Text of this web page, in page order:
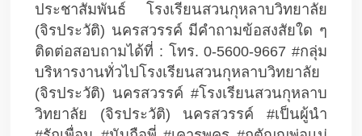
ประชาสัมพันธ์ โรงเรียนสวนกุหลาบวิทยาลัย
(จิรประวัติ) นครสวรรค์ มีคำถามข้อสงสัยใด ๆ
ติดต่อสอบถามได้ที่ : โทร. 0-5600-9667 #กลุ่ม
บริหารงานทั่วไปโรงเรียนสวนกุหลาบวิทยาลัย
(จิรประวัติ) นครสวรรค์ #โรงเรียนสวนกุหลาบ
วิทยาลัย (จิรประวัติ) นครสวรรค์ #เป็นผู้นำ